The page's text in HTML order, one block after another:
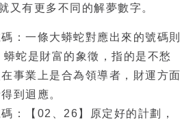
又有更多不同的解夢數字。
：一條大蟒蛇對應出來的號碼則
蛇是財富的象徵，指的是不愁
事業上是合為領導者，財運方面
到迴應。
：
【02、26】原定好的計劃，